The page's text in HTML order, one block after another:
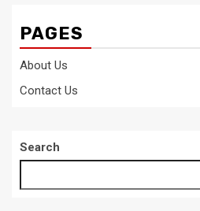
PAGES
About Us
Contact Us
Search